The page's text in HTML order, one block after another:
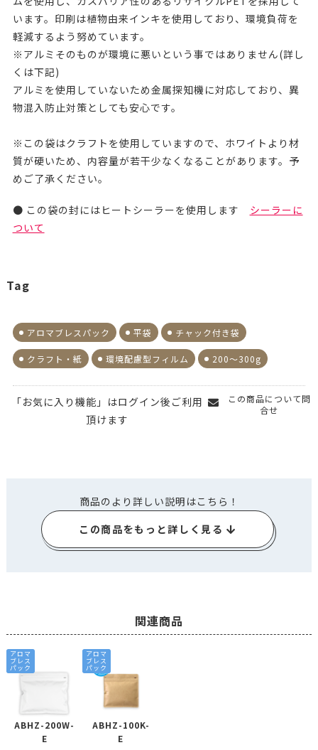
います。印刷は植物由来インキを使用しており、環境負荷を
軽減するよう努めています。
※アルミそのものが環境に悪いという事ではありません(詳し
くは下記)
アルミを使用していないため金属探知機に対応しており、異
物混入防止対策としても安心です。
※この袋はクラフトを使用していますので、ホワイトより材
質が硬いため、内容量が若干少なくなることがあります。予
めご了承ください。
● この袋の封にはヒートシーラーを使用します シーラーに
ついて
Tag
アロマブレスパック 平袋 チャック付き袋
クラフト・紙 環境配慮型フィルム 200～300g
「お気に入り機能」はログイン後ご利用
頂けます
この商品について問
合せ
商品のより詳しい説明はこちら！
この商品をもっと詳しく見る
関連商品
ABHZ-200W-
E
アロマ
ブレス
パック
ABHZ-100K-
E
アロマ
ブレス
パック